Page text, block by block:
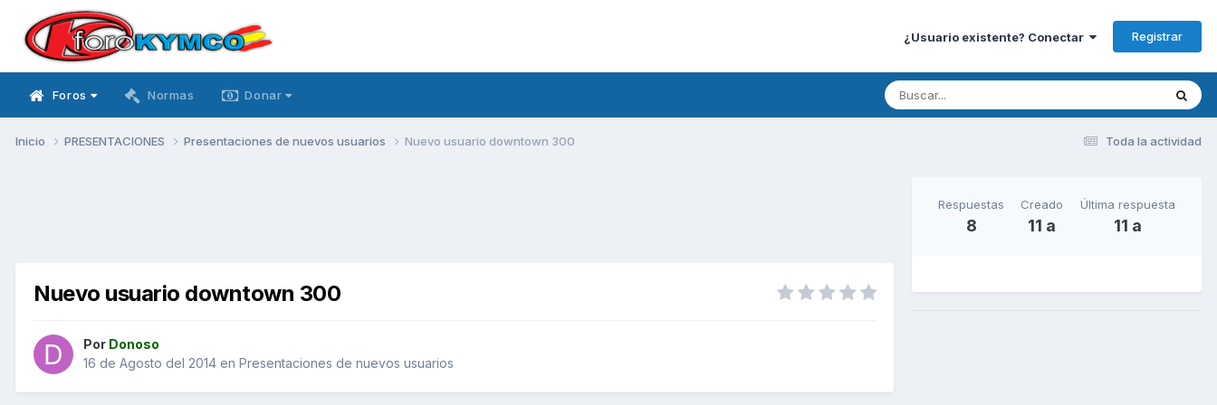
¿Usuario existente? Conectar Registrar
Foros Normas Donar
Toda la actividad
Inicio PRESENTACIONES Presentaciones de nuevos usuarios Nuevo usuario downtown 300
Nuevo usuario downtown 300
Por Donoso
16 de Agosto del 2014 en Presentaciones de nuevos usuarios
Respuestas
8
Creado
11 a
Última respuesta
11 a